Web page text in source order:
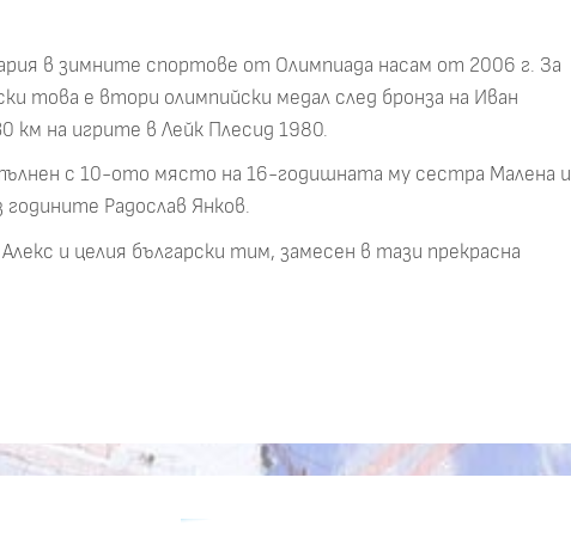
в зимните спортове от Олимпиада насам от 2006 г. За
това е втори олимпийски медал след бронза на Иван
км на игрите в Лейк Плесид 1980.
с 10-ото място на 16-годишната му сестра Малена и
годините Радослав Янков.
и целия български тим, замесен в тази прекрасна